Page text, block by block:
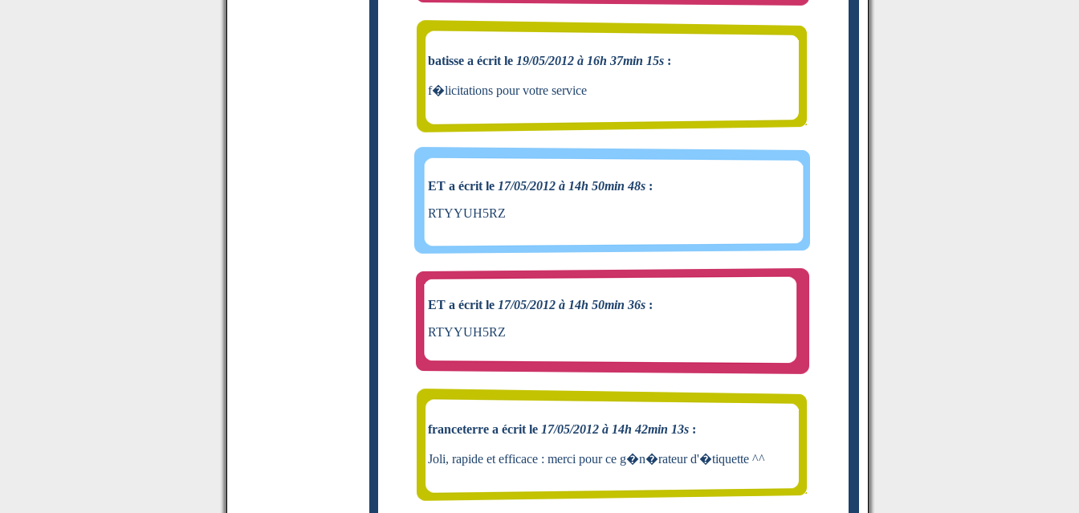
batisse a écrit le 19/05/2012 à 16h 37min 15s :
f�licitations pour votre service
ET a écrit le 17/05/2012 à 14h 50min 48s :
RTYYUH5RZ
ET a écrit le 17/05/2012 à 14h 50min 36s :
RTYYUH5RZ
franceterre a écrit le 17/05/2012 à 14h 42min 13s :
Joli, rapide et efficace : merci pour ce g�n�rateur d'�tiquette ^^